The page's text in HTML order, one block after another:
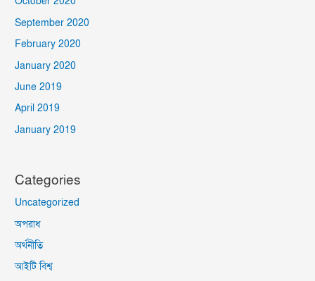
September 2020
February 2020
January 2020
June 2019
April 2019
January 2019
Categories
Uncategorized
অপরাধ
অর্থনীতি
আইটি বিশ্ব